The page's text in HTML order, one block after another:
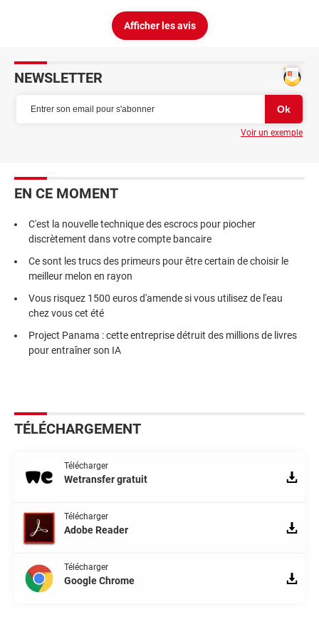
Afficher les avis
NEWSLETTER
Voir un exemple
EN CE MOMENT
C'est la nouvelle technique des escrocs pour piocher
discrètement dans votre compte bancaire
Ce sont les trucs des primeurs pour être certain de choisir le
meilleur melon en rayon
Vous risquez 1500 euros d'amende si vous utilisez de l'eau
chez vous cet été
Project Panama : cette entreprise détruit des millions de livres
pour entraîner son IA
TÉLÉCHARGEMENT
Télécharger
Wetransfer gratuit
Télécharger
Adobe Reader
Télécharger
Google Chrome